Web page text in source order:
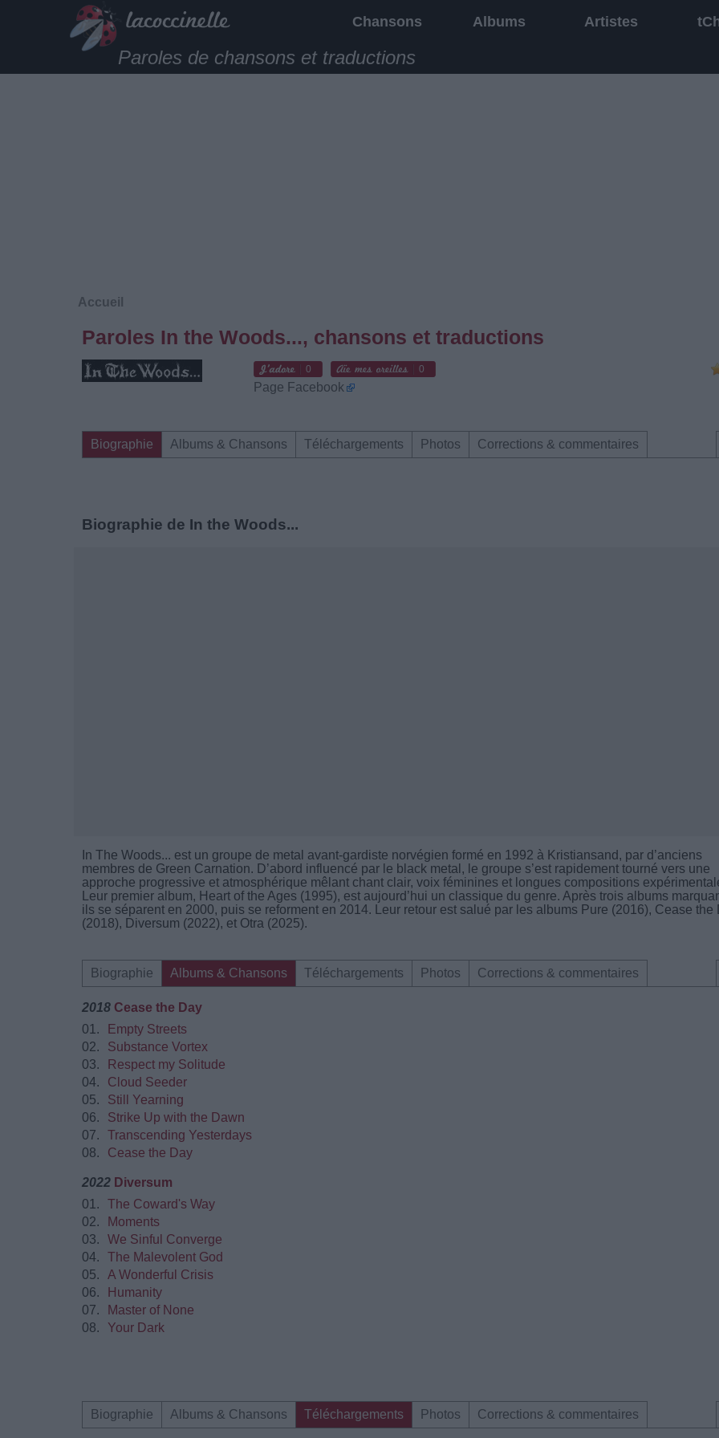
Chansons Albums Artistes
Paroles de chansons et traductions
Accueil
Paroles In the Woods..., chansons et traductions
0 0
Page Facebook
Biographie Albums & Chansons Téléchargements Photos Corrections & commentaires
Biographie de In the Woods...
In The Woods... est un groupe de metal avant-gardiste norvégien formé en 1992 à Kristiansand, par d’anciens
membres de Green Carnation. D’abord influencé par le black metal, le groupe s’est rapidement tourné vers une
approche progressive et atmosphérique mêlant chant clair, voix féminines et longues compositions
Leur premier album, Heart of the Ages (1995), est aujourd’hui un classique du genre. Après trois albums
ils se séparent en 2000, puis se reforment en 2014. Leur retour est salué par les albums Pure (2016), Cease the
(2018), Diversum (2022), et Otra (2025).
Biographie Albums & Chansons Téléchargements Photos Corrections & commentaires
2018 Cease the Day
01.
Empty Streets
02.
Substance Vortex
03.
Respect my Solitude
04.
Cloud Seeder
05.
Still Yearning
06.
Strike Up with the Dawn
07.
Transcending Yesterdays
08.
Cease the Day
2022 Diversum
01.
The Coward's Way
02.
Moments
03.
We Sinful Converge
04.
The Malevolent God
05.
A Wonderful Crisis
06.
Humanity
07.
Master of None
08.
Your Dark
Biographie Albums & Chansons Téléchargements Photos Corrections & commentaires